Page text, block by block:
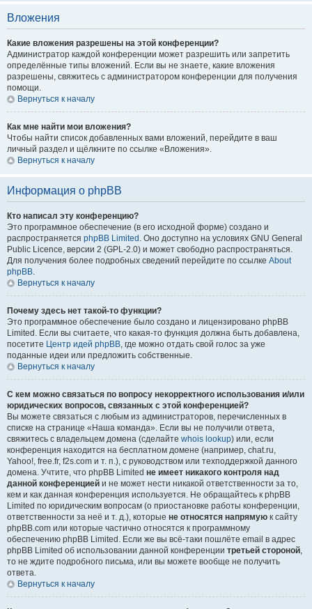
Вложения
Какие вложения разрешены на этой конференции?
Администратор каждой конференции может разрешить или запретить
определённые типы вложений. Если вы не знаете, какие вложения
разрешены, свяжитесь с администратором конференции для получения
помощи.
Вернуться к началу
Как мне найти мои вложения?
Чтобы найти список добавленных вами вложений, перейдите в ваш
личный раздел и щёлкните по ссылке «Вложения».
Вернуться к началу
Информация о phpBB
Кто написал эту конференцию?
Это программное обеспечение (в его исходной форме) создано и
распространяется phpBB Limited . Оно доступно на условиях GNU General
Public Licence, версии 2 (GPL-2.0) и может свободно распространяться.
Для получения более подробных сведений перейдите по ссылке About
phpBB.
Вернуться к началу
Почему здесь нет такой-то функции?
Это программное обеспечение было создано и лицензировано phpBB
Limited. Если вы считаете, что какая-то функция должна быть добавлена,
посетите Центр идей phpBB, где можно отдать свой голос за уже
поданные идеи или предложить собственные.
Вернуться к началу
С кем можно связаться по вопросу некорректного использования и/или
юридических вопросов, связанных с этой конференцией?
Вы можете связаться с любым из администраторов, перечисленных в
списке на странице «Наша команда». Если вы не получили ответа,
свяжитесь с владельцем домена (сделайте whois lookup) или, если
конференция находится на бесплатном домене (например, chat.ru,
Yahoo!, free.fr, f2s.com и т. п.), с руководством или техподдержкой данного
домена. Учтите, что phpBB Limited не имеет никакого контроля над
данной конференцией и не может нести никакой ответственности за то,
кем и как данная конференция используется. Не обращайтесь к phpBB
Limited по юридическим вопросам (о приостановке работы конференции,
ответственности за неё и т. д.), которые не относятся напрямую к сайту
phpBB.com или которые частично относятся к программному
обеспечению phpBB Limited. Если же вы всё-таки пошлёте email в адрес
phpBB Limited об использовании данной конференции третьей стороной,
то не ждите подробного письма, или вы можете вообще не получить
ответа.
Вернуться к началу